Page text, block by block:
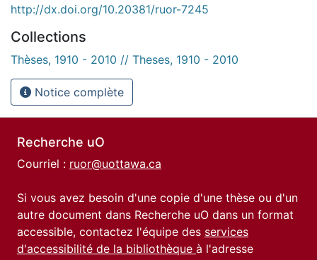
http://dx.doi.org/10.20381/ruor-7245
Collections
Thèses, 1910 - 2010 // Theses, 1910 - 2010
Notice complète
Recherche uO
Courriel : ruor@uottawa.ca
Si vous avez besoin d'une copie d'une thèse ou d'un
autre document dans Recherche uO dans un format
accessible, contactez l'équipe des services
d'accessibilité de la bibliothèque à l'adresse